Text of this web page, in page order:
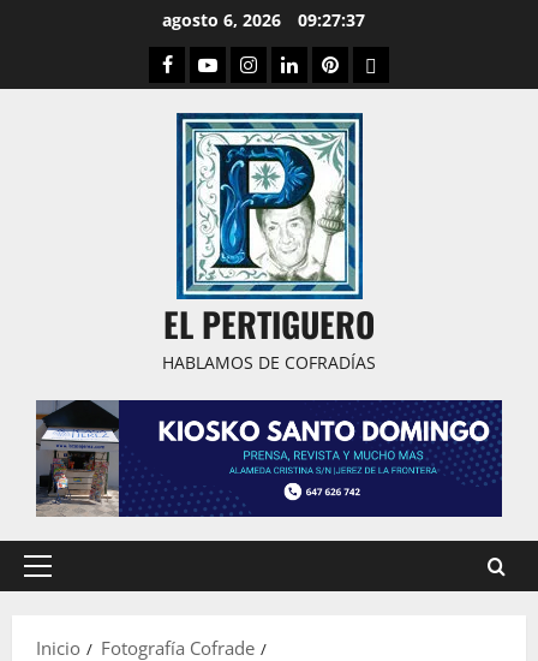
agosto 6, 2026 09:27:38
Facebook
YoutubeInstagram
LinkedPinterestDribbble
EL PERTIGUERO
HABLAMOS DE COFRADÍAS
Menú
Inicio
Fotografía Cofrade